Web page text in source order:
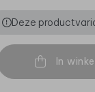
Deze
In